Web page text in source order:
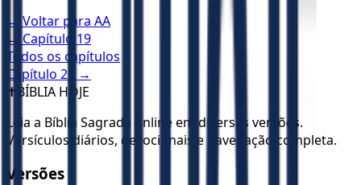
← Voltar para AA
← Capítulo 19
Todos os capítulos
Capítulo 21
→
✝️ BÍBLIA HOJE
Leia a Bíblia Sagrada online em diversas versões.
Versículos diários, devocionais e navegação completa.
Versões